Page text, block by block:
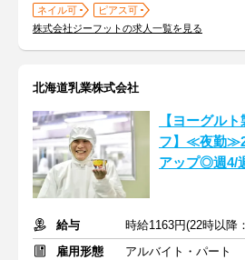
ネイル可
ピアス可
株式会社ジーフットの求人一覧を見る
北海道乳業株式会社
【ヨーグル
フ】≪夜勤
アップ◎週4/
給与
雇用形態
アルバイト・パート